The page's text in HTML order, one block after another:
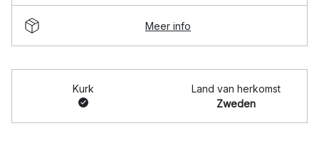
Meer info
Kurk
Land van herkomst
Zweden